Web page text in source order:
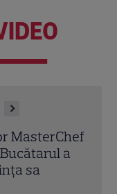
–
se